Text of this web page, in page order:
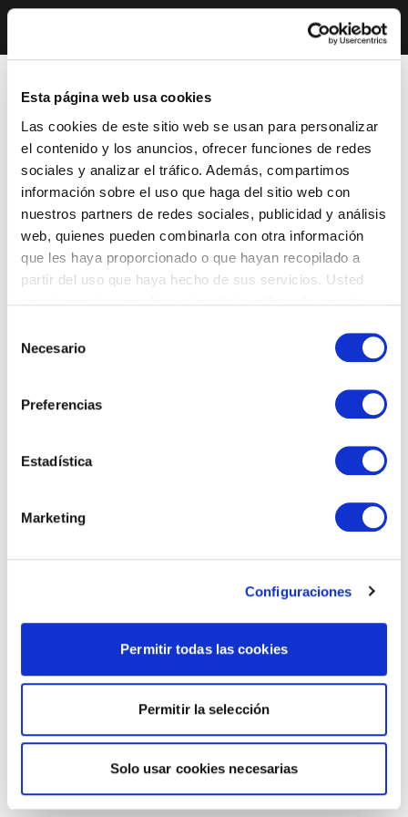
Esta página web usa cookies
Las cookies de este sitio web se usan para personalizar
el contenido y los anuncios, ofrecer funciones de redes
sociales y analizar el tráfico. Además, compartimos
información sobre el uso que haga del sitio web con
nuestros partners de redes sociales, publicidad y análisis
web, quienes pueden combinarla con otra información
que les haya proporcionado o que hayan recopilado a
partir del uso que haya hecho de sus servicios. Usted
Necesario
Preferencias
Estadística
Marketing
Configuraciones
Permitir todas las cookies
Permitir la selección
Solo usar cookies necesarias